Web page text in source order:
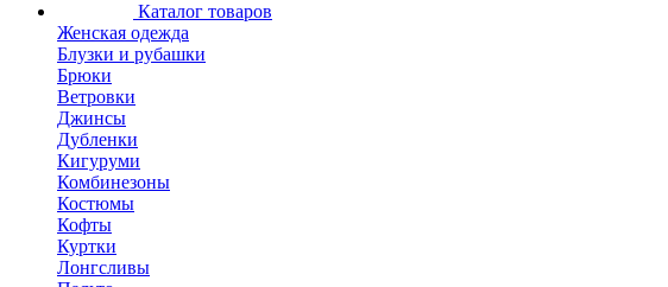
Каталог товаров
Женская одежда
Блузки и рубашки
Брюки
Ветровки
Джинсы
Дубленки
Кигуруми
Комбинезоны
Костюмы
Кофты
Куртки
Лонгсливы